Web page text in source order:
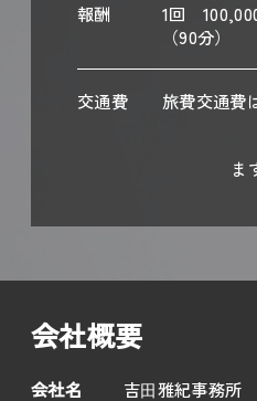
報酬
1回
（90分）
交通費 旅費交通費
ま
会社概要
会社名 吉⽥雅紀事務所